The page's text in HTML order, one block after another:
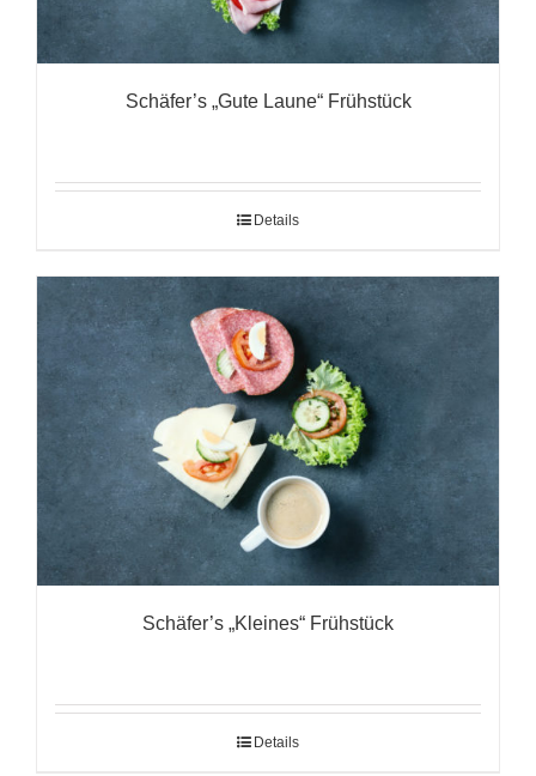
Schäfer’s „Gute Laune“ Frühstück
Details
Schäfer’s „Kleines“ Frühstück
Details